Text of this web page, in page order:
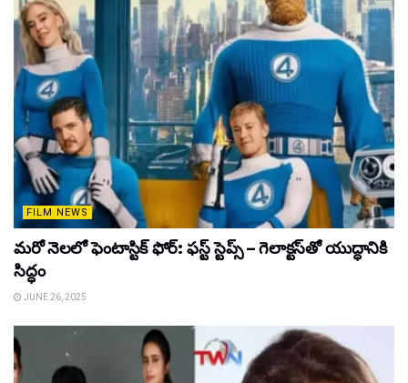
FILM NEWS
మరో నెలలో ఫెంటాస్టిక్ ఫోర్: ఫస్ట్ స్టెప్స్ – గెలాక్టస్‌తో యుద్ధానికి
సిద్ధం
JUNE 26, 2025